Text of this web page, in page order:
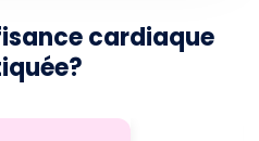
cardiaque